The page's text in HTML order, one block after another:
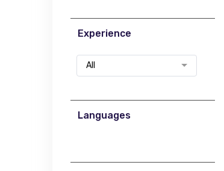
Experience
All
Languages